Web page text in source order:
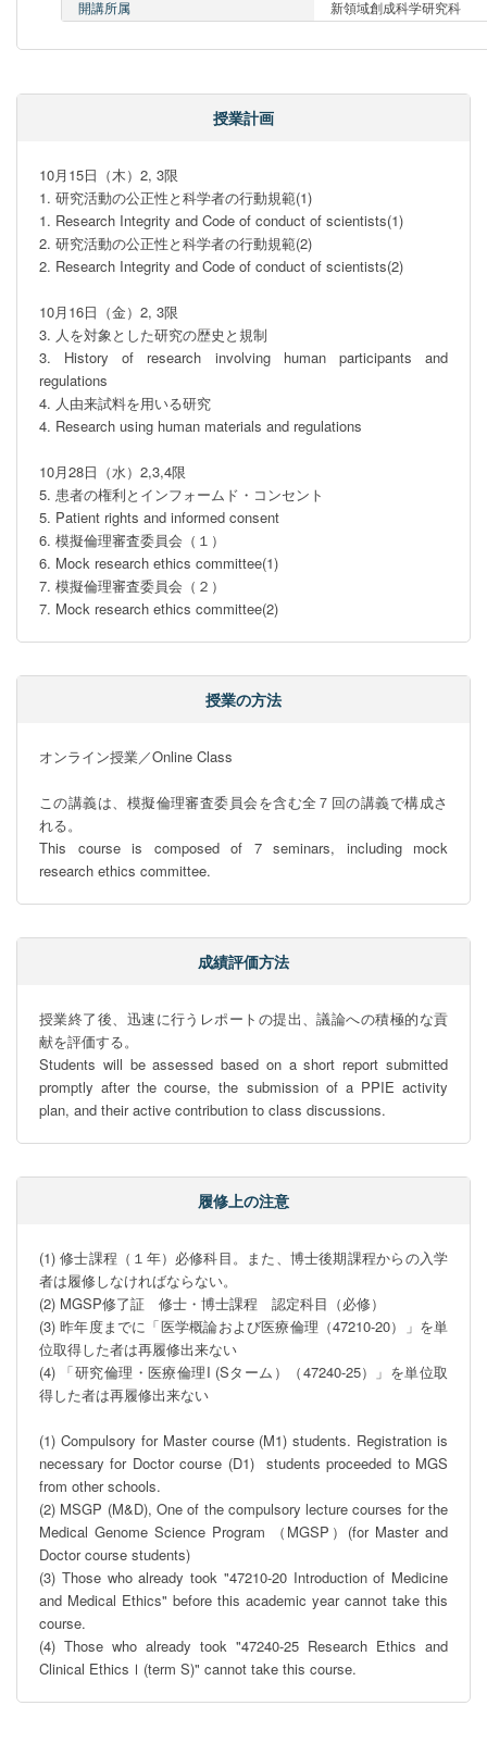
開講所属
新領域創成科学研究科
授業計画
10⽉15⽇（⽊）2, 3限
1. 研究活動の公正性と科学者の行動規範(1)
1. Research Integrity and Code of conduct of scientists(1)
2. 研究活動の公正性と科学者の行動規範(2)
2. Research Integrity and Code of conduct of scientists(2)
10⽉16⽇（⾦）2, 3限
3. 人を対象とした研究の歴史と規制
3. History of research involving human participants and
regulations
4. 人由来試料を用いる研究
4. Research using human materials and regulations
10⽉28⽇（水）2,3,4限
5. 患者の権利とインフォームド・コンセント
5. Patient rights and informed consent
6. 模擬倫理審査委員会（１）
6. Mock research ethics committee(1)
7. 模擬倫理審査委員会（２）
7. Mock research ethics committee(2)
授業の方法
オンライン授業／Online Class
この講義は、模擬倫理審査委員会を含む全７回の講義で構成さ
れる。
This course is composed of 7 seminars, including mock
research ethics committee.
成績評価方法
授業終了後、迅速に行うレポートの提出、議論への積極的な貢
献を評価する。
Students will be assessed based on a short report submitted
promptly after the course, the submission of a PPIE activity
plan, and their active contribution to class discussions.
履修上の注意
(1) 修士課程（１年）必修科目。また、博士後期課程からの入学
者は履修しなければならない。
(2) MGSP修了証　修士・博士課程　認定科目（必修）
(3) 昨年度までに「医学概論および医療倫理（47210-20）」を単
位取得した者は再履修出来ない
(4) 「研究倫理・医療倫理I (Sターム）（47240-25）」を単位取
得した者は再履修出来ない
(1) Compulsory for Master course (M1) students. Registration is
necessary for Doctor course (D1)  students proceeded to MGS
from other schools.
(2) MSGP (M&D), One of the compulsory lecture courses for the
Medical Genome Science Program （MGSP）(for Master and
Doctor course students)
(3) Those who already took "47210-20 Introduction of Medicine
and Medical Ethics" before this academic year cannot take this
course.
(4) Those who already took "47240-25 Research Ethics and
Clinical EthicsⅠ(term S)" cannot take this course.